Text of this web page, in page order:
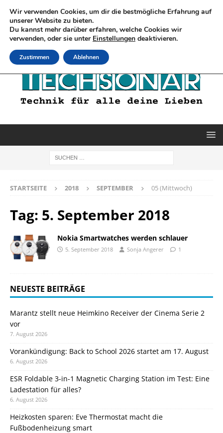
STARTSEITE 2018 SEPTEMBER 05 (Mittwoch)
Tag: 5. September 2018
Nokia Smartwatches werden schlauer
5. September 2018 Sonja Angerer 1
NEUESTE BEITRÄGE
Marantz stellt neue Heimkino Receiver der Cinema Serie 2
vor
7. August 2026
Vorankündigung: Back to School 2026 startet am 17. August
6. August 2026
ESR Foldable 3-in-1 Magnetic Charging Station im Test: Eine
Ladestation für alles?
6. August 2026
Heizkosten sparen: Eve Thermostat macht die
Fußbodenheizung smart
Wir verwenden Cookies, um dir die bestmögliche Erfahrung auf
unserer Website zu bieten.
Du kannst mehr darüber erfahren, welche Cookies wir
verwenden, oder sie unter Einstellungen deaktivieren.
Zustimmen Ablehnen